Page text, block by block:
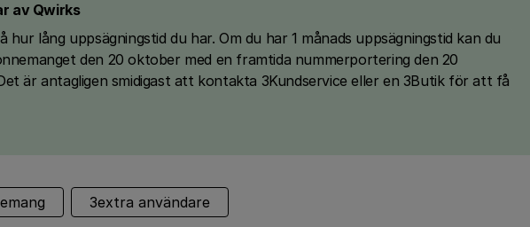
av Qwirks
hur lång uppsägningstid du har. Om du har 1 månads uppsägningstid kan du
den 20 oktober med en framtida nummerportering den 20
är antagligen smidigast att kontakta 3Kundservice eller en 3Butik för att få
3extra användare